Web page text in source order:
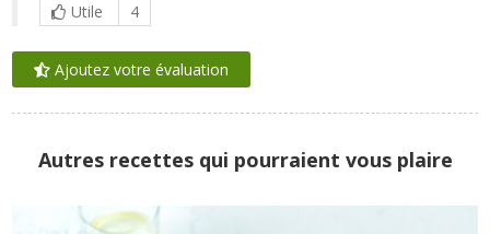
Utile 4
Ajoutez votre évaluation
Autres recettes qui pourraient vous plaire